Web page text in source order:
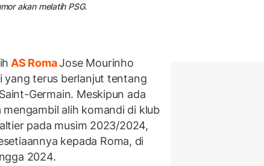
akan melatih PSG.
AS RomaJose Mourinho
yang terus berlanjut tentang
Germain. Meskipun ada
alih komandi di klub
pada musim 2023/2024,
kepada Roma, di
2024.